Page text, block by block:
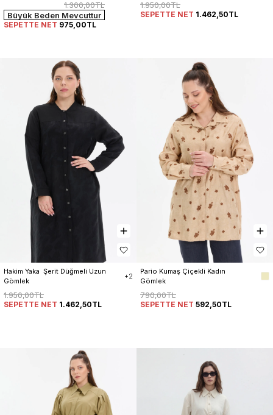
1.300,00TL
Büyük Beden Mevcuttur
SEPETTE NET 975,00TL
1.950,00TL
SEPETTE NET 1.462,50TL
Hakim Yaka  Şerit Düğmeli Uzun
Gömlek
+2
1.950,00TL
SEPETTE NET 1.462,50TL
Pario Kumaş Çiçekli Kadın
Gömlek
790,00TL
SEPETTE NET 592,50TL